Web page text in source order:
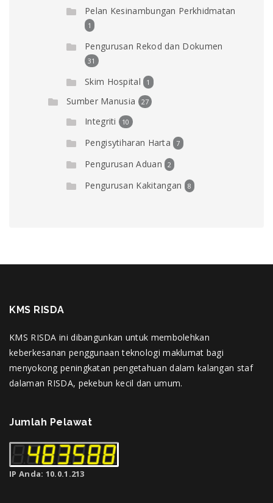
Pelan Kesinambungan Perkhidmatan
1
Pengurusan Rekod dan Dokumen
31
Skim Hospital 1
Sumber Manusia 27
Integriti 10
Pengisytiharan Harta 7
Pengurusan Aduan 2
Pengurusan Kakitangan 8
KMS RISDA
KMS RISDA ini dibangunkan untuk membolehkan
keberkesanan penggunaan teknologi maklumat bagi
menyokong peningkatan pengetahuan dalam kalangan staf
dalaman RISDA, pekebun kecil dan umum.
Jumlah Pelawat
IP Anda: 10.0.1.213